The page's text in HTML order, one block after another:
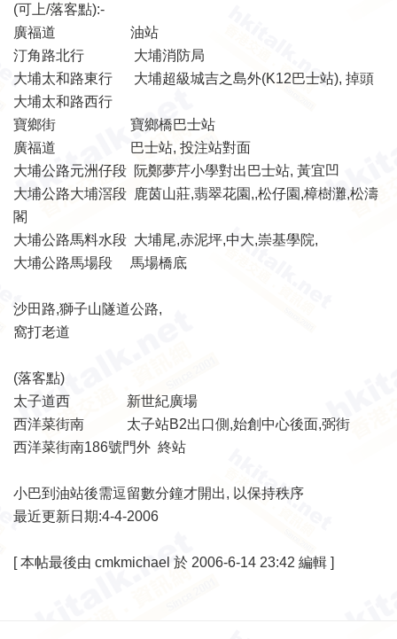
(可上/落客點):-
廣福道 油站
汀角路北行 大埔消防局
大埔太和路東行 大埔超級城吉之島外(K12巴士站), 掉頭
大埔太和路西行
寶鄉街 寶鄉橋巴士站
廣福道 巴士站, 投注站對面
大埔公路元洲仔段 阮鄭夢芹小學對出巴士站, 黃宜凹
大埔公路大埔滘段 鹿茵山莊,翡翠花園,,松仔園,樟樹灘,松濤
閣
大埔公路馬料水段 大埔尾,赤泥坪,中大,崇基學院,
大埔公路馬場段 馬場橋底
沙田路,獅子山隧道公路,
窩打老道
(落客點)
太子道西 新世紀廣場
西洋菜街南 太子站B2出口側,始創中心後面,弼街
西洋菜街南186號門外 終站
小巴到油站後需逗留數分鐘才開出, 以保持秩序
最近更新日期:4-4-2006
[本帖最後由 cmkmichael 於 2006-6-14 23:42 編輯 ]